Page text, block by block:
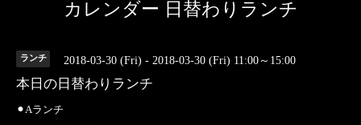
カレンダー 日替わりランチ
ランチ 2018-03-30 (Fri) - 2018-03-30 (Fri) 11:00～15:00
本日の日替わりランチ
⚫︎Aランチ